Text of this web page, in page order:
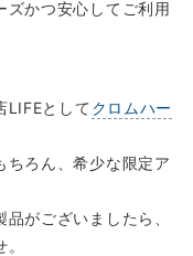
ズかつ安心してご利用
LIFEとしてクロムハー
ちろん、希少な限定ア
がございましたら、